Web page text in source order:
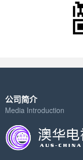
公司简介
Media Introduction